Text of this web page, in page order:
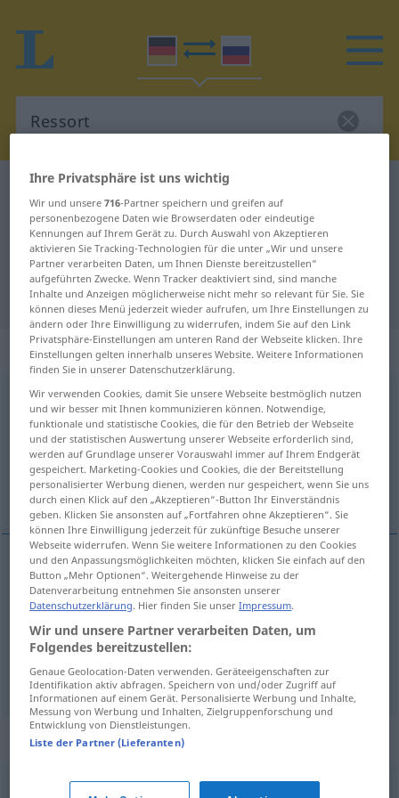
Deutsch-Russisch Wörterbuch
Deutsch-Russisch Übersetzung für
"Ressort"
"Ressort" Russisch Übersetzung
„Ressort“: Neutrum
Ressortn
Übersicht aller Übersetzungen
(Für mehr Details die Übersetzung anklicken/antippen)
ведомство круг деятельности
ведомство Ressort
кругдеятельности Ressort
Synonyme für "Ressort"
Ihre Privatsphäre ist uns wichtig
Wir und unsere716-Partner speichern und greifen auf
personenbezogene Daten wie Browserdaten oder eindeutige
Kennungen auf Ihrem Gerät zu. Durch Auswahl von Akzeptieren
aktivieren Sie Tracking-Technologien für die unter „Wir und unsere
Partner verarbeiten Daten, um Ihnen Dienste bereitzustellen“
aufgeführten Zwecke. Wenn Tracker deaktiviert sind, sind manche
Inhalte und Anzeigen möglicherweise nicht mehr so relevant für Sie. Sie
können dieses Menü jederzeit wieder aufrufen, um Ihre Einstellungen zu
ändern oder Ihre Einwilligung zu widerrufen, indem Sie auf den Link
Privatsphäre-Einstellungen am unteren Rand der Webseite klicken. Ihre
Einstellungen gelten innerhalb unseres Website. Weitere Informationen
finden Sie in unserer Datenschutzerklärung.
Wir verwenden Cookies, damit Sie unsere Webseite bestmöglich nutzen
und wir besser mit Ihnen kommunizieren können. Notwendige,
funktionale und statistische Cookies, die für den Betrieb der Webseite
und der statistischen Auswertung unserer Webseite erforderlich sind,
werden auf Grundlage unserer Vorauswahl immer auf Ihrem Endgerät
gespeichert. Marketing-Cookies und Cookies, die der Bereitstellung
personalisierter Werbung dienen, werden nur gespeichert, wenn Sie uns
durch einen Klick auf den „Akzeptieren“-Button Ihr Einverständnis
geben. Klicken Sie ansonsten auf „Fortfahren ohne Akzeptieren“. Sie
können Ihre Einwilligung jederzeit für zukünftige Besuche unserer
Webseite widerrufen. Wenn Sie weitere Informationen zu den Cookies
und den Anpassungsmöglichkeiten möchten, klicken Sie einfach auf den
Button „Mehr Optionen“. Weitergehende Hinweise zu der
Datenverarbeitung entnehmen Sie ansonsten unserer
Datenschutzerklärung. Hier finden Sie unserImpressum.
Wir und unsere Partner verarbeiten Daten, um
Folgendes bereitzustellen:
Genaue Geolocation-Daten verwenden. Geräteeigenschaften zur
Identifikation aktiv abfragen. Speichern von und/oder Zugriff auf
Informationen auf einem Gerät. Personalisierte Werbung und Inhalte,
Messung von Werbung und Inhalten, Zielgruppenforschung und
Entwicklung von Dienstleistungen.
Liste der Partner (Lieferanten)